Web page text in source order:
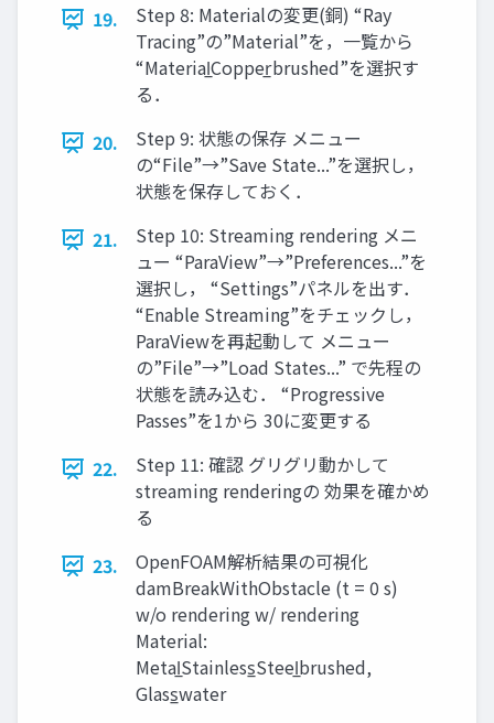
19.
Step 8: Materialの変更(銅) “Ray
Tracing”の”Material”を，一覧から
“Material̲Copper̲brushed”を選択す
る．
20.
Step 9: 状態の保存 メニュー
の“File”→”Save State...”を選択し，
状態を保存しておく．
21.
Step 10: Streaming rendering メニ
ュー “ParaView”→”Preferences...”を
選択し， “Settings”パネルを出す．
“Enable Streaming”をチェックし，
ParaViewを再起動して メニュー
の”File”→”Load States...” で先程の
状態を読み込む． “Progressive
Passes”を1から 30に変更する
22.
Step 11: 確認 グリグリ動かして
streaming renderingの 効果を確かめ
る
23.
OpenFOAM解析結果の可視化
damBreakWithObstacle (t = 0 s)
w/o rendering w/ rendering
Material:
Metal̲Stainless̲Steel̲brushed,
Glass̲water